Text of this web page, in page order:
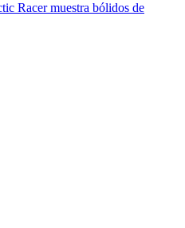
Racer muestra bólidos de